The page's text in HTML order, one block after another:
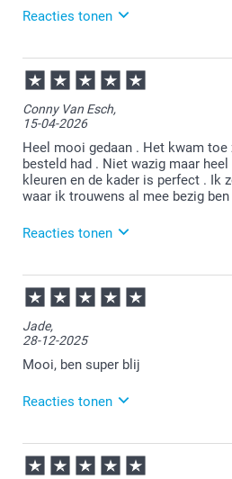
Reacties tonen
01-06-2026
13:20
Bedankt voor je bericht.
Heel veel plezier van je
Conny Van Esch,
15-04-2026
Heel mooi gedaan . Het kwam
besteld had . Niet wazig maar
kleuren en de kader is perfect . Ik
waar ik trouwens al mee bezig ben
Reacties tonen
16-04-2026
09:27
Bedankt voor je bericht.
Dat is heel goed om te lezen.
Jade,
28-12-2025
Mooi, ben super blij
Reacties tonen
30-12-2025
11:13